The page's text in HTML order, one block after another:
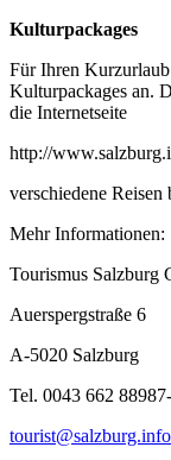
Kulturpackages
Für Ihren
Kulturpackages an.
die Internetseite
http://
verschiedene Reisen
Mehr Informationen:
Tourismus Salzburg
Auerspergstraße 6
A-5020 Salzburg
Tel. 0043 662
tourist@salzburg.info